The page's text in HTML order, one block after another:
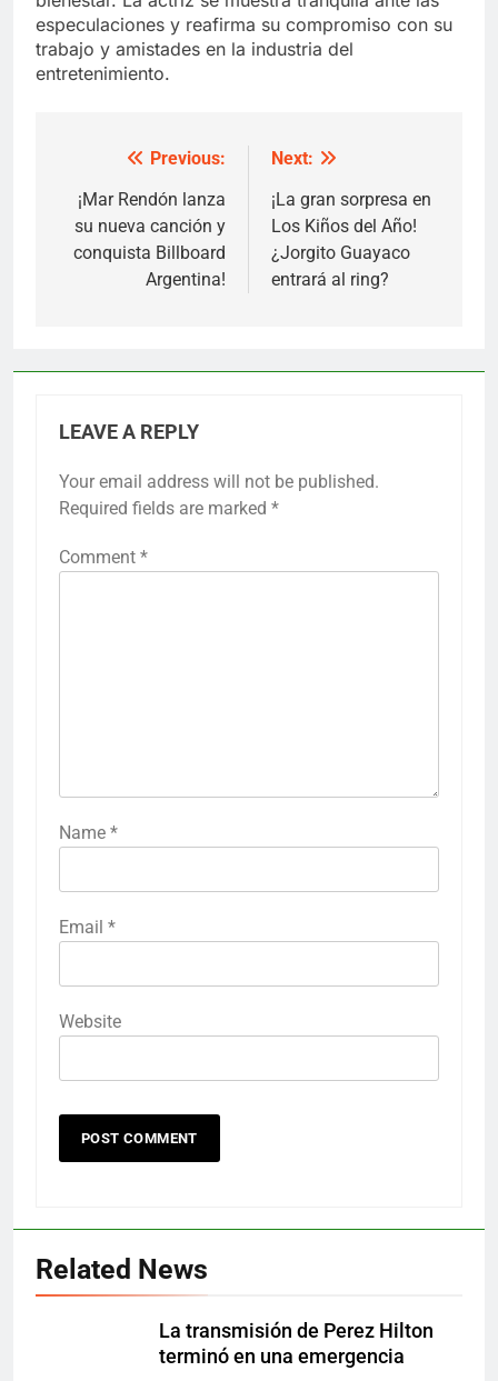
especulaciones y reafirma su compromiso con su
trabajo y amistades en la industria del
entretenimiento.
navigation
Previous:
¡Mar Rendón lanza
su nueva canción y
conquista Billboard
Argentina!
Next:
¡La gran sorpresa en
Los Kiños del Año!
¿Jorgito Guayaco
entrará al ring?
LEAVE A REPLY
Your email address will not be published.
Required fields are marked *
Comment *
Name *
Email *
Website
Related News
La transmisión de Perez Hilton
terminó en una emergencia